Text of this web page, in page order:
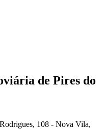
de Pires do
108 - Nova Vila,